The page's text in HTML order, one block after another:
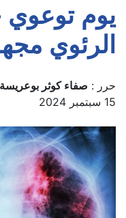
يوم توعوي
الرئوي
حرر : صفاء كوثر بوعريسة
15 سبتمبر 2024